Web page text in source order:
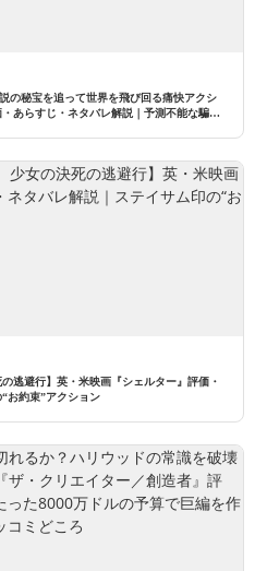
の秘宝を追って世界を飛び回る痛快アクシ
あらすじ・ネタバレ解説｜予測不能な騙し
逃避行】英・米映画『シェルター』評価・
お約束”アクション